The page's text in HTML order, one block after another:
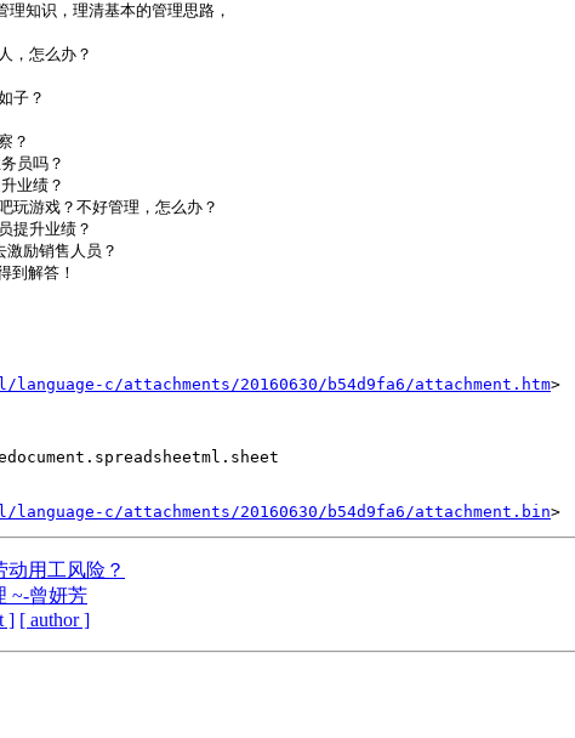
知识，理清基本的管理思路，
，怎么办？
子？
？
员吗？
业绩？
游戏？不好管理，怎么办？
提升业绩？
励销售人员？
到解答！
c/attachments/20160630/b54d9fa6/attachment.htm>
c/attachments/20160630/b54d9fa6/attachment.bin
动用工风险？
~-曾妍芳
] [ author ]